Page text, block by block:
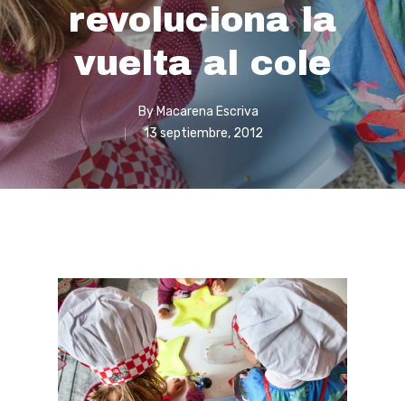
revoluciona la
vuelta al cole
ByMacarena Escriva
13 septiembre, 2012